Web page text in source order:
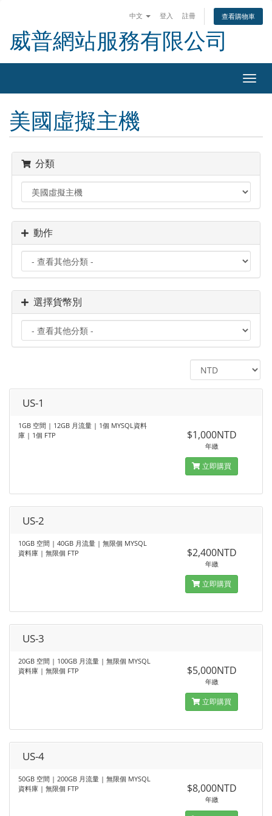
中文 登入 註冊 查看購物車
威普網站服務有限公司
切
換
美國虛擬主機
分類
動作
選擇貨幣別
US-1
1GB 空間 | 12GB 月流量 | 1個 MYSQL資料
庫 | 1個 FTP
$1,000NTD
年繳
立即購買
US-2
10GB 空間 | 40GB 月流量 | 無限個 MYSQL
資料庫 | 無限個 FTP
$2,400NTD
年繳
立即購買
US-3
20GB 空間 | 100GB 月流量 | 無限個 MYSQL
資料庫 | 無限個 FTP
$5,000NTD
年繳
立即購買
US-4
50GB 空間 | 200GB 月流量 | 無限個 MYSQL
資料庫 | 無限個 FTP
$8,000NTD
年繳